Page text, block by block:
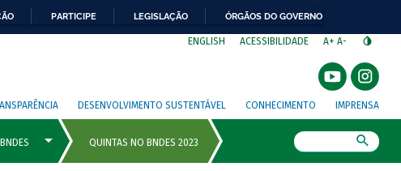
PARTICIPE LEGISLAÇÃO ÓRGÃOS DO GOVERNO
ENGLISH ACESSIBILIDADE A+ A-
DESENVOLVIMENTO SUSTENTÁVEL CONHECIMENTO IMPRENSA